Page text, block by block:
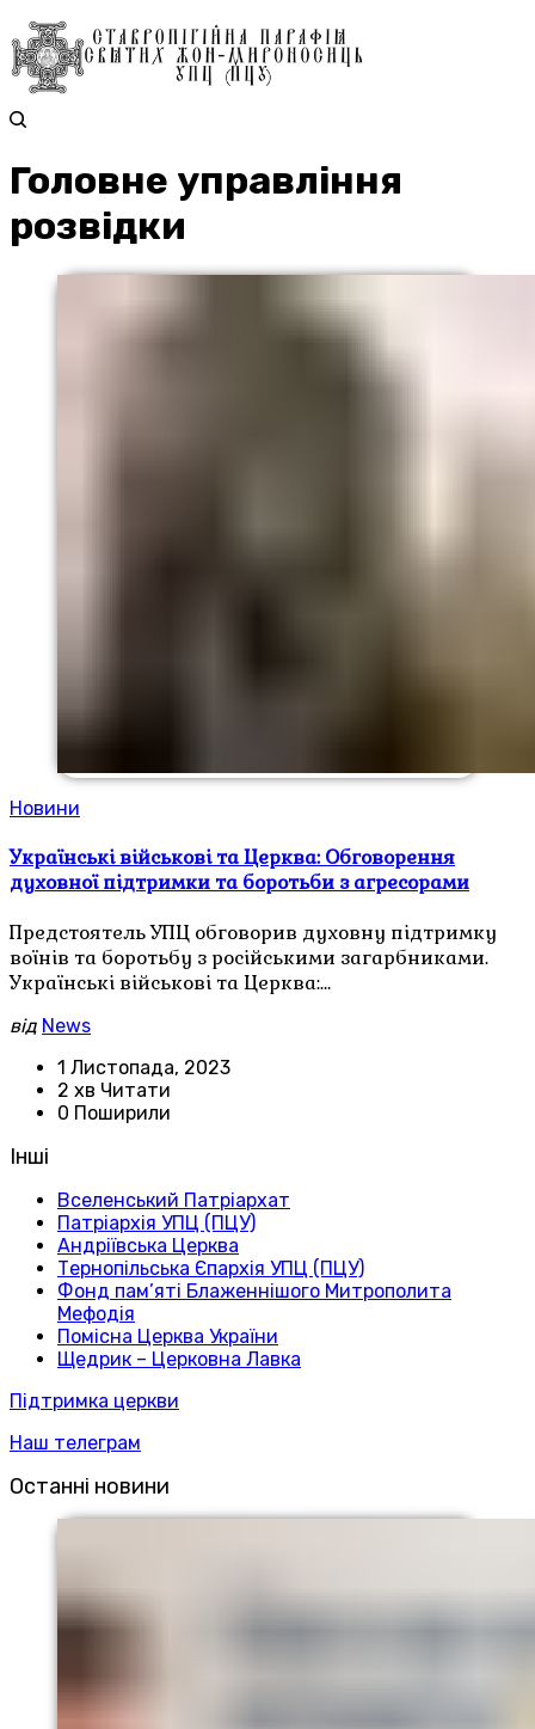
Головне управління
розвідки
Новини
Українські військові та Церква: Обговорення
духовної підтримки та боротьби з агресорами
Предстоятель УПЦ обговорив духовну підтримку
воїнів та боротьбу з російськими загарбниками.
Українські військові та Церква:…
від News
1 Листопада, 2023
2 хв Читати
0 Поширили
Інші
Вселенський Патріархат
Патріархія УПЦ (ПЦУ)
Андріївська Церква
Тернопільська Єпархія УПЦ (ПЦУ)
Фонд пам’яті Блаженнішого Митрополита
Мефодія
Помісна Церква України
Щедрик – Церковна Лавка
Підтримка церкви
Наш телеграм
Останні новини